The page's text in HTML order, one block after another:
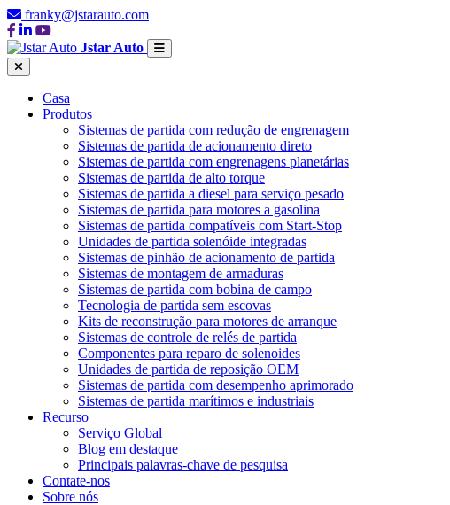
franky@jstarauto.com
Jstar Auto
Casa
Produtos
Sistemas de partida com redução de engrenagem
Sistemas de partida de acionamento direto
Sistemas de partida com engrenagens planetárias
Sistemas de partida de alto torque
Sistemas de partida a diesel para serviço pesado
Sistemas de partida para motores a gasolina
Sistemas de partida compatíveis com Start-Stop
Unidades de partida solenóide integradas
Sistemas de pinhão de acionamento de partida
Sistemas de montagem de armaduras
Sistemas de partida com bobina de campo
Tecnologia de partida sem escovas
Kits de reconstrução para motores de arranque
Sistemas de controle de relés de partida
Componentes para reparo de solenoides
Unidades de partida de reposição OEM
Sistemas de partida com desempenho aprimorado
Sistemas de partida marítimos e industriais
Recurso
Serviço Global
Blog em destaque
Principais palavras-chave de pesquisa
Contate-nos
Sobre nós